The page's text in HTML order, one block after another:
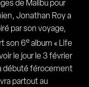
de Malibu pour
Jonathan Roy a
par son voyage,
son 6e album « Life
le jour le 3 février
débuté férocement
partout au